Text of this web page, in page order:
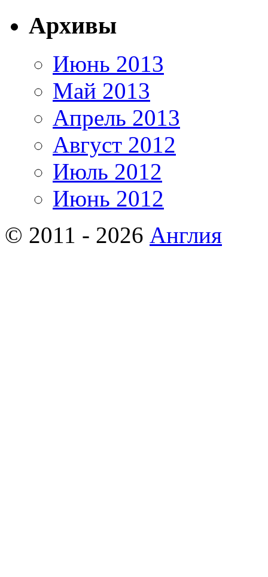
Архивы
Июнь 2013
Май 2013
Апрель 2013
Август 2012
Июль 2012
Июнь 2012
© 2011 - 2026 Англия